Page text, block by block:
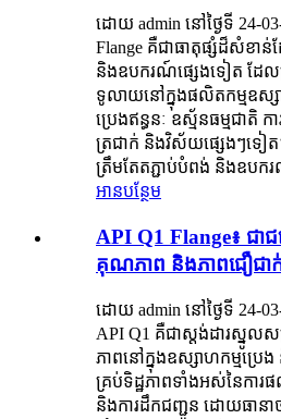
ដោយ admin នៅថ្ងៃទី 24-
Flange គឺជាធាតុផ្សំដ៏សំខាន់
និងឧបករណ៍ផ្សេងទៀត ដែល
ទូលាយនៅក្នុងផលិតកម្មឧស្ស
ប្រេងឥន្ធនៈ ឧស្ម័នធម្មជាតិ
ត្រជាក់ និងវិស័យផ្សេងៗទៀត
ត្រឹមតែតភ្ជាប់បំពង់ និងឧបក
អានបន្ថែម
API Q1 Flange៖ ជា
គុណភាព និងភាពជឿជា
ដោយ admin នៅថ្ងៃទី 24-
API Q1 គឺជាស្តង់ដារស្នូល
ភាពនៅក្នុងឧស្សាហកម្មប្រេ
គ្រប់ទិដ្ឋភាពទាំងអស់នៃការផ
និងការដឹកជញ្ជូន ដោយធាន